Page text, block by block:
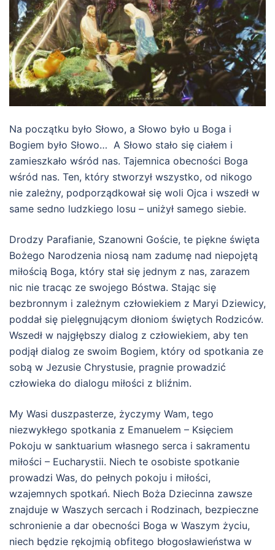
Na początku było Słowo, a Słowo było u Boga i
Bogiem było Słowo… A Słowo stało się ciałem i
zamieszkało wśród nas. Tajemnica obecności Boga
wśród nas. Ten, który stworzył wszystko, od nikogo
nie zależny, podporządkował się woli Ojca i wszedł w
same sedno ludzkiego losu – uniżył samego siebie.
Drodzy Parafianie, Szanowni Goście, te piękne święta
Bożego Narodzenia niosą nam zadumę nad niepojętą
miłością Boga, który stał się jednym z nas, zarazem
nic nie tracąc ze swojego Bóstwa. Stając się
bezbronnym i zależnym człowiekiem z Maryi Dziewicy,
poddał się pielęgnującym dłoniom świętych Rodziców.
Wszedł w najgłębszy dialog z człowiekiem, aby ten
podjął dialog ze swoim Bogiem, który od spotkania ze
sobą w Jezusie Chrystusie, pragnie prowadzić
człowieka do dialogu miłości z bliźnim.
My Wasi duszpasterze, życzymy Wam, tego
niezwykłego spotkania z Emanuelem – Księciem
Pokoju w sanktuarium własnego serca i sakramentu
miłości – Eucharystii. Niech te osobiste spotkanie
prowadzi Was, do pełnych pokoju i miłości,
wzajemnych spotkań. Niech Boża Dziecinna zawsze
znajduje w Waszych sercach i Rodzinach, bezpieczne
schronienie a dar obecności Boga w Waszym życiu,
niech będzie rękojmią obfitego błogosławieństwa w